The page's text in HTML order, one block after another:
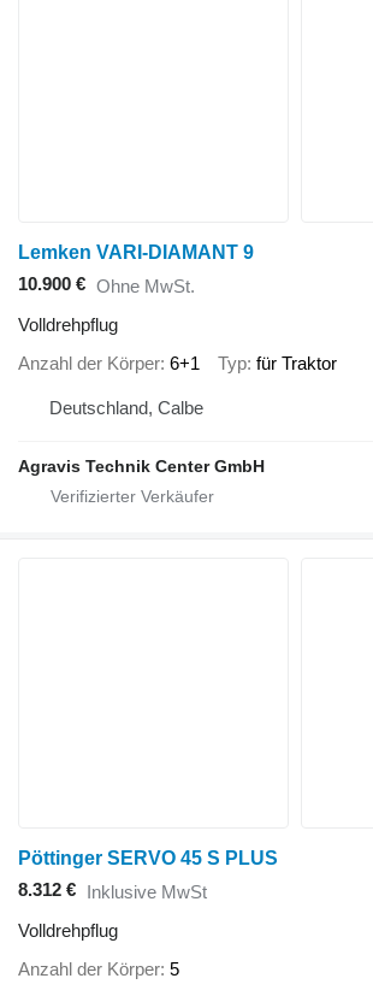
Lemken VARI-DIAMANT 9
10.900 € Ohne MwSt.
Volldrehpflug
Anzahl der Körper 6+1 Typ für Traktor
Deutschland, Calbe
Agravis Technik Center GmbH
Pöttinger SERVO 45 S PLUS
8.312 € Inklusive MwSt
Volldrehpflug
Anzahl der Körper 5